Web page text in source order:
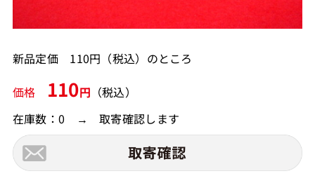
新品定価 110円（税込）のところ
価格 110円 （税込）
在庫数：0 → 取寄確認します